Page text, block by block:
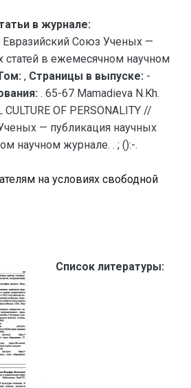
в журнале:
Евразийский Союз Ученых —
статей в ежемесячном научном
, Страницы в выпуске: -
. 65-67 Mamadieva N.Kh.
CULTURE OF PERSONALITY //
— публикация научных
научном журнале. . ; ():-.
на условиях свободной
Список литературы: